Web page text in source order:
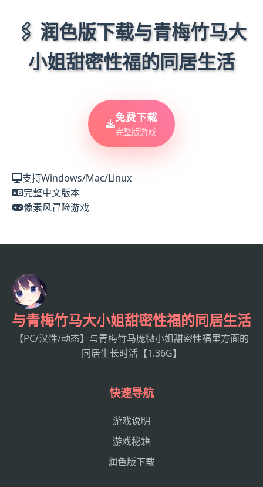
🖇️ 润色版下载与青梅竹马大
小姐甜密性福的同居生活
免费下载
完整版游戏
支持Windows/Mac/Linux
完整中文版本
像素风冒险游戏
与青梅竹马大小姐甜密性福的同居生活
【PC/汉性/动态】与青梅竹马庞微小姐甜密性福里方面的
同居生长时活【1.36G】
快速导航
游戏说明
游戏秘籍
润色版下载